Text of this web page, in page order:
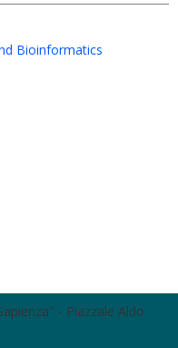
Bioinformatics
- Piazzale Aldo